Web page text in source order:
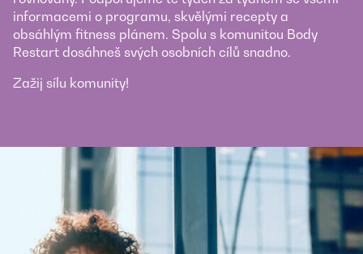
informacemi o programu, skvělými recepty a
obsáhlým fitness plánem. Spolu s komunitou Body
Restart dosáhneš svých osobních cílů snadno.
Zažij sílu komunity!